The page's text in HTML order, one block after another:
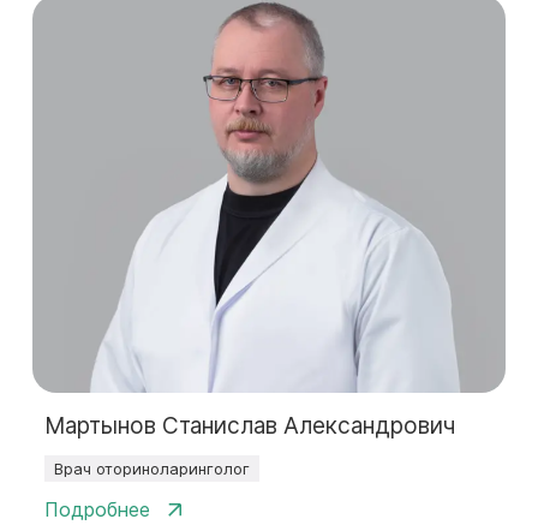
Мартынов Станислав Александрович
Врач оториноларинголог
Подробнее